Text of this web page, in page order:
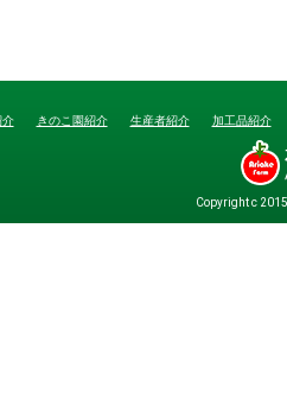
介 きのこ園紹介 生産者紹介 加工品紹介
Copyright c